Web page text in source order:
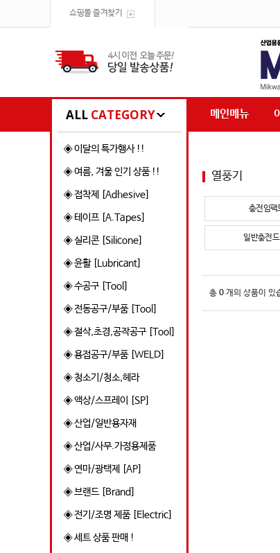
쇼핑몰 즐겨찾기
ALL CATEGORY 메인메뉴
◈ 이달의 특가행사 !!
◈ 여름, 겨울 인기 상품 !!
◈ 접착제 [Adhesive]
◈ 테이프 [A.Tapes]
◈ 실리콘 [Silicone]
◈ 윤활 [Lubricant]
◈ 수공구 [Tool]
◈ 전동공구/부품 [Tool]
◈ 절삭,초경,공작공구 [Tool]
◈ 용접공구/부품 [WELD]
◈ 청소기/청소,헤라
◈ 액상/스프레이 [SP]
◈ 산업/일반용자재
◈ 산업/사무.가정용제품
◈ 연마/광택제 [AP]
◈ 브랜드 [Brand]
◈ 전기/조명 제품 [Electric]
◈ 세트 상품 판매 !
열풍기
충전임팩
일반충전
총 0 개의 상품이 있